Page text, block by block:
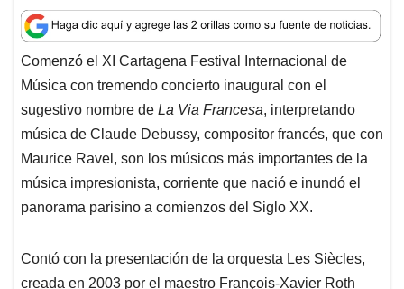
a
t
s
A
p
p
c
e
b
o
o
k
n
k
e
d
I
n
a
i
l
r
e
a
d
s
Comenzó el XI Cartagena Festival Internacional de
Música con tremendo concierto inaugural con el
sugestivo nombre de La Via Francesa, interpretando
música de Claude Debussy, compositor francés, que con
Maurice Ravel, son los músicos más importantes de la
música impresionista, corriente que nació e inundó el
panorama parisino a comienzos del Siglo XX.
Contó con la presentación de la orquesta Les Siècles,
creada en 2003 por el maestro François-Xavier Roth